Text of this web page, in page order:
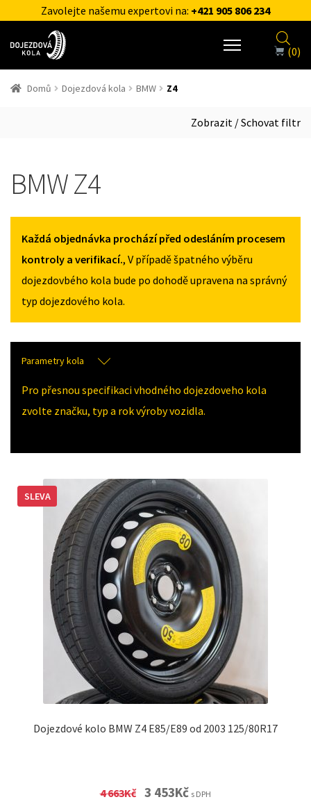
Zavolejte našemu expertovi na: +421 905 806 234
(0)
Domů Dojezdová kola BMW Z4
Zobrazit / Schovat filtr
BMW Z4
Každá objednávka prochází před odesláním procesem
kontroly a verifikací., V případě špatného výběru
dojezdovbého kola bude po dohodě upravena na správný
typ dojezdového kola.
Parametry kola
Pro přesnou specifikaci vhodného dojezdoveho kola
zvolte značku, typ a rok výroby vozidla.
Dojezdové kolo BMW Z4 E85/E89 od 2003 125/80R17
SLEVA
4 663Kč Original
3 453KčCurrent
s DPH